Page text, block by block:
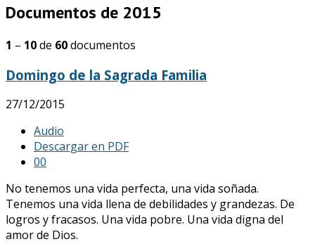
Documentos de 2015
1 – 10de 60documentos
Domingo de la Sagrada Familia
27/12/2015
Audio
Descargar en PDF
00
No tenemos una vida perfecta, una vida soñada.
Tenemos una vida llena de debilidades y grandezas. De
logros y fracasos. Una vida pobre. Una vida digna del
amor de Dios.